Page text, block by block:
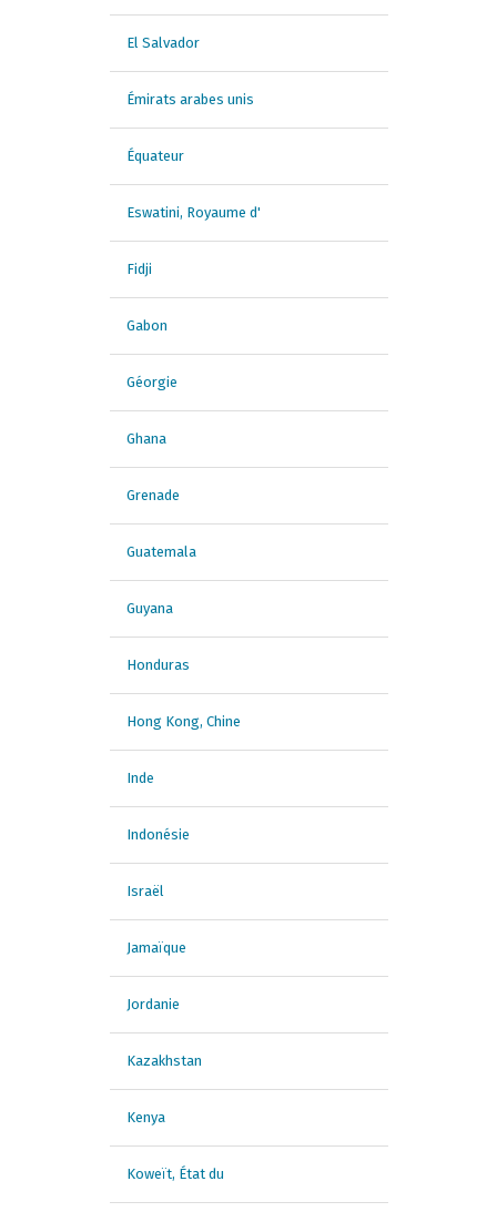
El Salvador
Émirats arabes unis
Équateur
Eswatini, Royaume d'
Fidji
Gabon
Géorgie
Ghana
Grenade
Guatemala
Guyana
Honduras
Hong Kong, Chine
Inde
Indonésie
Israël
Jamaïque
Jordanie
Kazakhstan
Kenya
Koweït, État du